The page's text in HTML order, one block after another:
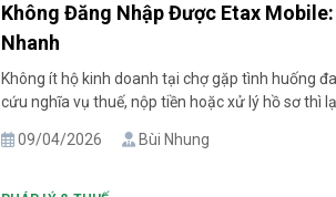
Không Đăng Nhập Được Etax
Nhanh
Không ít hộ kinh doanh tại chợ gặp tình huống
cứu nghĩa vụ thuế, nộp tiền hoặc xử lý hồ sơ thì
thời gian [...]
09/04/2026 Bùi Nhung